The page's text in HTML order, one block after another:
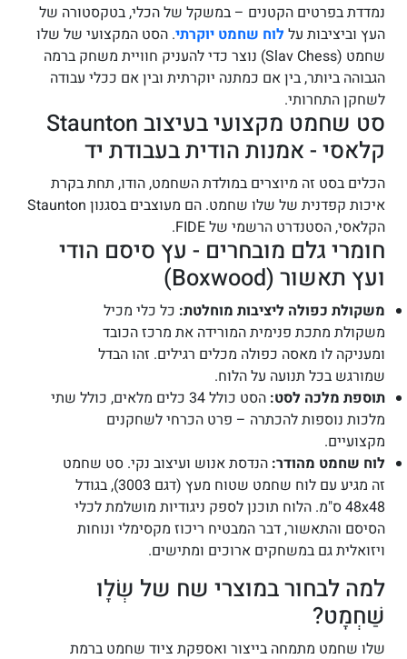
נמדדת בפרטים הקטנים – במשקל של הכלי, בטקסטורה של
העץ וביציבות עללוח שחמט יוקרתי. הסט המקצועי של שלו
שחמט (Slav Chess) נוצר כדי להעניק חוויית משחק ברמה
הגבוהה ביותר, בין אם כמתנה יוקרתית ובין אם ככלי עבודה
לשחקן התחרותי.
סט שחמט מקצועי בעיצוב Staunton
קלאסי - אמנות הודית בעבודת יד
הכלים בסט זה מיוצרים במולדת השחמט, הודו, תחת בקרת
איכות קפדנית של שלו שחמט. הם מעוצבים בסגנון Staunton
הקלאסי, הסטנדרט הרשמי של FIDE.
חומרי גלם מובחרים - עץ סיסם הודי
ועץ תאשור (Boxwood)
משקולת כפולה ליציבות מוחלטת: כל כלי מכיל
משקולת מתכת פנימית המורידה את מרכז הכובד
ומעניקה לו מאסה כפולה מכלים רגילים. זהו הבדל
שמורגש בכל תנועה על הלוח.
תוספת מלכה לסט:
הסט כולל 34 כלים מלאים, כולל שתי
מלכות נוספות להכתרה – פרט הכרחי לשחקנים
מקצועיים.
לוח שחמט מהודר: הנדסת אנוש ועיצוב נקי. סט שחמט
זה מגיע עם לוח שחמט שטוח מעץ (דגם 3003), בגודל
48x48 ס"מ. הלוח תוכנן לספק ניגודיות מושלמת לכלי
הסיסם והתאשור, דבר המבטיח ריכוז מקסימלי ונוחות
ויזואלית גם במשחקים ארוכים ומתישים.
למה לבחור במוצרי שח של שְׂלָו
שַׁחְמָט?
שלו שחמט מתמחה בייצור ואספקת ציוד שחמט ברמת